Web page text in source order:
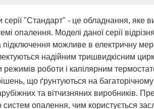
серії "Стандарт" - це обладнання,
опалення. Моделі даної серії
підключення можливе в електричну
надійним тришвидкісним
режимів роботи і капілярним
що ґрунтуються на
та вітчизняних виробників.
систем опалення, чим користується